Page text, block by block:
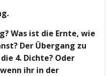
Was ist die Ernte, wie
Der Übergang zu
4. Dichte? Oder
ihr in der